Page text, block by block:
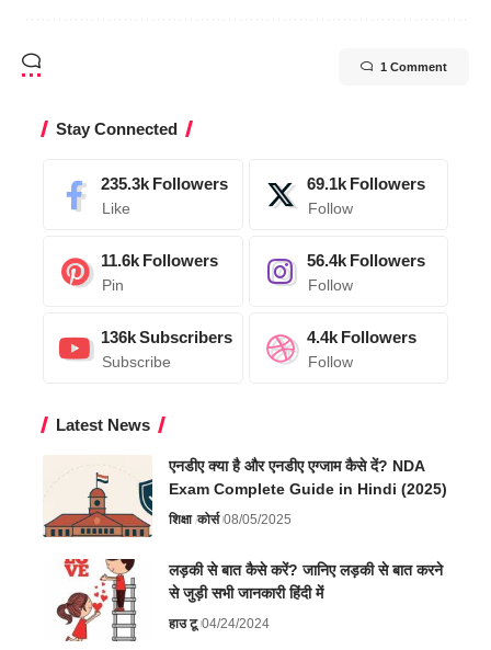
1 Comment
Stay Connected
235.3k Followers
Like
69.1k Followers
Follow
11.6k Followers
Pin
56.4k Followers
Follow
136kSubscribers
Subscribe
4.4k Followers
Follow
Latest News
एनडीए क्या है और एनडीए एग्जाम कैसे दें? NDA
Exam Complete Guide in Hindi (2025)
शिक्षा कोर्स 08/05/2025
लड़की से बात कैसे करें? जानिए लड़की से बात करने
से जुड़ी सभी जानकारी हिंदी में
हाउ टू 04/24/2024